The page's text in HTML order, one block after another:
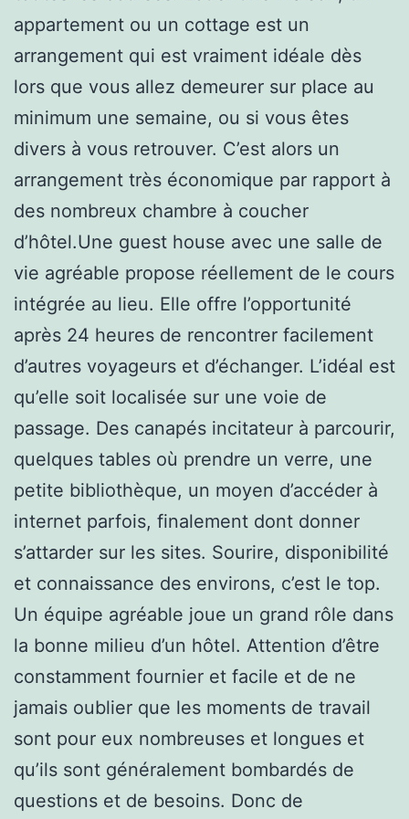
appartement ou un cottage est un
arrangement qui est vraiment idéale dès
lors que vous allez demeurer sur place au
minimum une semaine, ou si vous êtes
divers à vous retrouver. C’est alors un
arrangement très économique par rapport à
des nombreux chambre à coucher
d’hôtel.Une guest house avec une salle de
vie agréable propose réellement de le cours
intégrée au lieu. Elle offre l’opportunité
après 24 heures de rencontrer facilement
d’autres voyageurs et d’échanger. L’idéal est
qu’elle soit localisée sur une voie de
passage. Des canapés incitateur à parcourir,
quelques tables où prendre un verre, une
petite bibliothèque, un moyen d’accéder à
internet parfois, finalement dont donner
s’attarder sur les sites. Sourire, disponibilité
et connaissance des environs, c’est le top.
Un équipe agréable joue un grand rôle dans
la bonne milieu d’un hôtel. Attention d’être
constamment fournier et facile et de ne
jamais oublier que les moments de travail
sont pour eux nombreuses et longues et
qu’ils sont généralement bombardés de
questions et de besoins. Donc de